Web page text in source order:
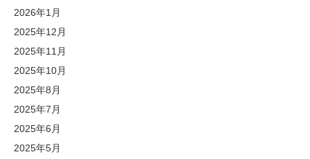
2026年1月
2025年12月
2025年11月
2025年10月
2025年8月
2025年7月
2025年6月
2025年5月